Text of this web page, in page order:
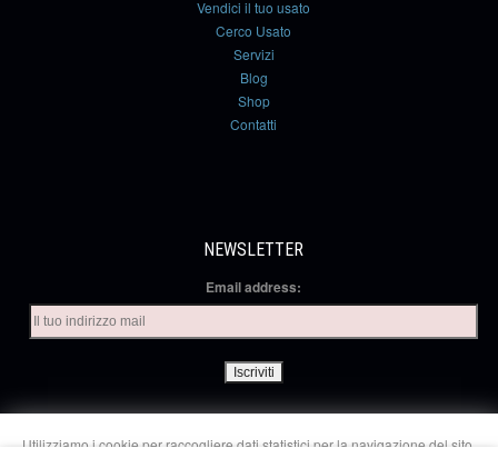
Vendici il tuo usato
Cerco Usato
Servizi
Blog
Shop
Contatti
NEWSLETTER
Email address:
Utilizziamo i cookie per raccogliere dati statistici per la navigazione del sito.